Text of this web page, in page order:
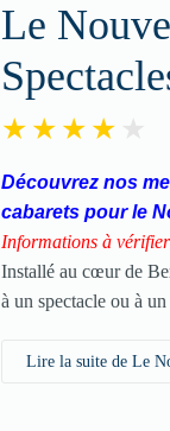
Le
Découvrez nos
cabarets pour le
Informations à
Installé au cœur de
à un spectacle ou à
Lire la suite de Le